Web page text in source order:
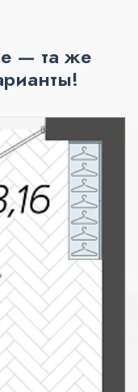
— та же